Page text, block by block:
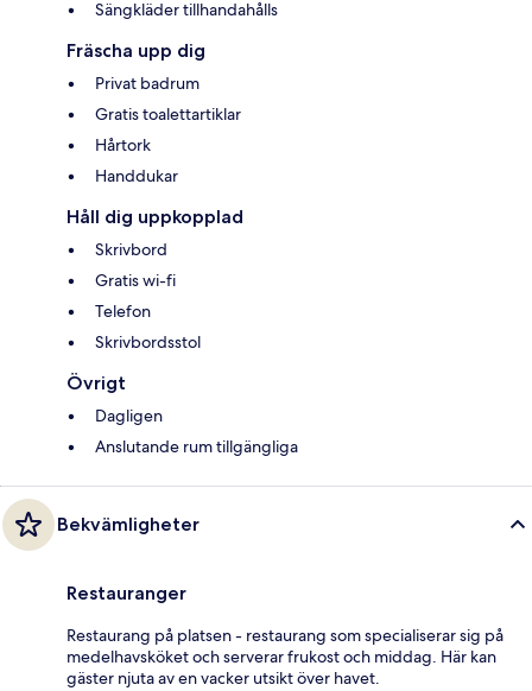
Sängkläder tillhandahålls
Fräscha upp dig
Privat badrum
Gratis toalettartiklar
Hårtork
Handdukar
Håll dig uppkopplad
Skrivbord
Gratis wi-fi
Telefon
Skrivbordsstol
Övrigt
Dagligen
Anslutande rum tillgängliga
Bekvämligheter
Restauranger
Restaurang på platsen - restaurang som specialiserar sig på
medelhavsköket och serverar frukost och middag. Här kan
gäster njuta av en vacker utsikt över havet.